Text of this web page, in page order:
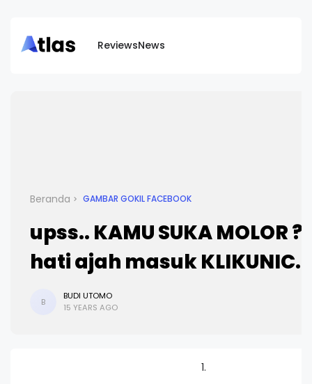
ReviewsNews
Beranda GAMBAR GOKIL FACEBOOK
upss.. KAMU SUKA MOLOR
hati ajah masuk
B
BUDI UTOMO
15 YEARS AGO
1.